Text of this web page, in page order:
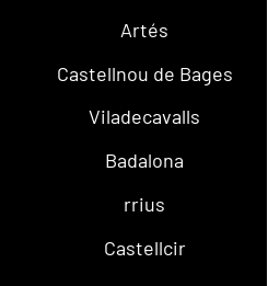
Artés
Castellnou de Bages
Viladecavalls
Badalona
rrius
Castellcir